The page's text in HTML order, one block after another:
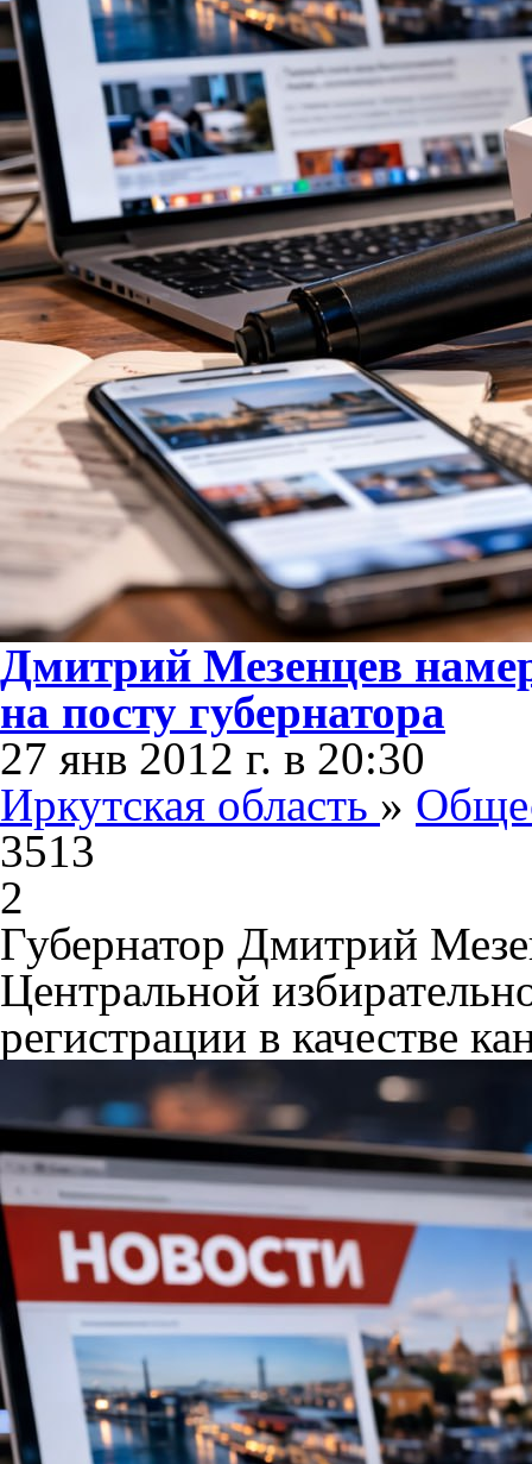
Дмитрий Мезенцев
на посту губернатора
27 янв 2012 г. в 20:30
Иркутская область »
3513
2
Губернатор Дмитрий
Центральной
регистрации в качестве